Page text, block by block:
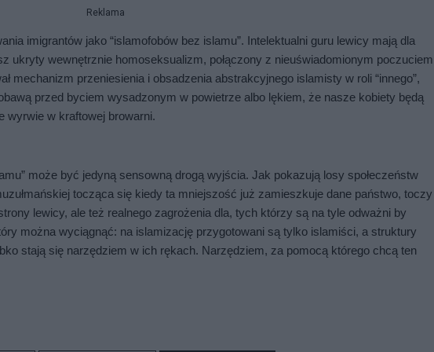
Reklama
imigrantów jako “islamofobów bez islamu”. Intelektualni guru lewicy mają dla
ukryty wewnętrznie homoseksualizm, połączony z nieuświadomionym poczuciem
mechanizm przeniesienia i obsadzenia abstrakcyjnego islamisty w roli “innego”,
przed byciem wysadzonym w powietrze albo lękiem, że nasze kobiety będą
wyrwie w kraftowej browarni.
może być jedyną sensowną drogą wyjścia. Jak pokazują losy społeczeństw
tocząca się kiedy ta mniejszość już zamieszkuje dane państwo,
lewicy, ale też realnego zagrożenia dla, tych którzy są na tyle odważni by
można wyciągnąć: na islamizację przygotowani są tylko islamiści, a struktury
stają się narzędziem w ich rękach. Narzędziem, za pomocą którego chcą ten